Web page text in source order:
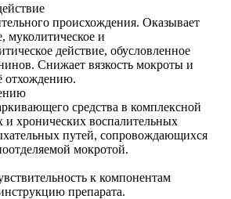
происхождения. Оказывает
муколитическое и
действие, обусловленное
Снижает вязкость мокроты и
отхождению.
средства в комплексной
и хронических воспалительных
путей, сопровождающихся
мокротой.
к компонентам
препарата.